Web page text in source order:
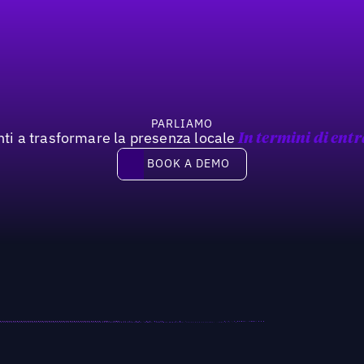
PARLIAMO
a trasformare la presenza locale In termini di
Book a demo
BOOK A DEMO